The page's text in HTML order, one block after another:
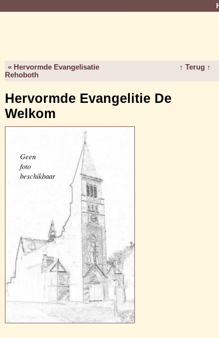
« Hervormde Evangelisatie
Rehoboth
↑ Terug ↑
Hervormde Evangelitie De
Welkom
Geen
foto
beschikbaar